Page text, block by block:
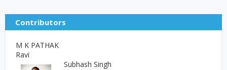
Contributors
M K PATHAK
Ravi
Subhash Singh